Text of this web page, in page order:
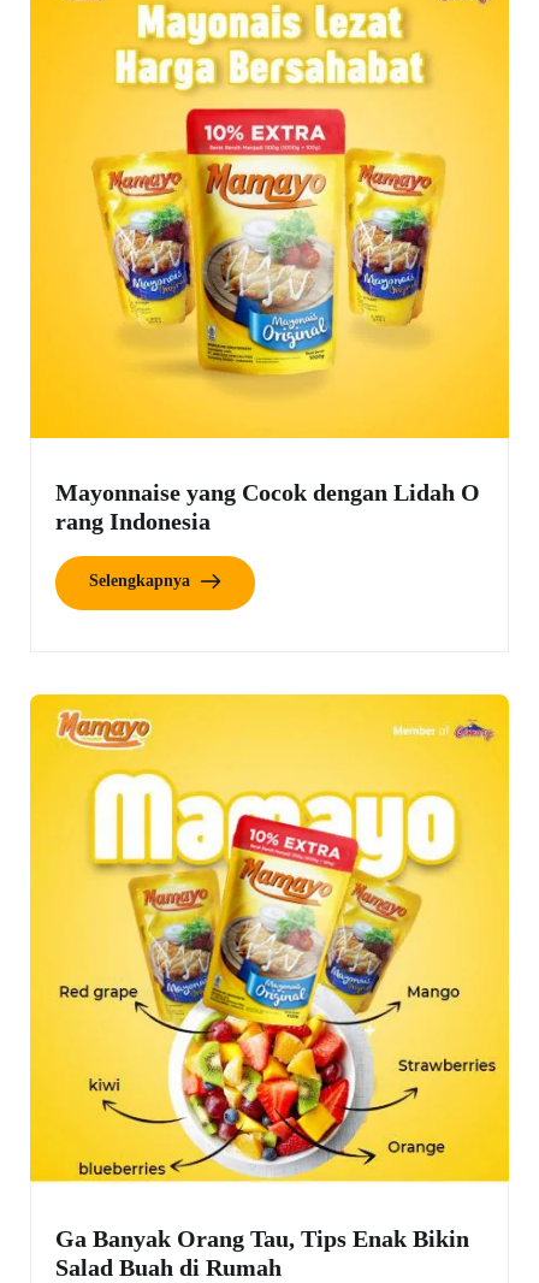
Mayonnaise yang Cocok dengan Lidah O
rang Indonesia
Selengkapnya
Ga Banyak Orang Tau, Tips Enak Bikin
Salad Buah di Rumah